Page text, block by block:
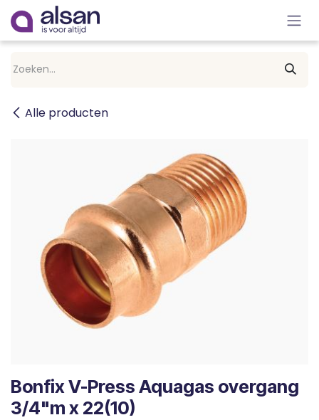
Overslaan naar inhoud
Alle producten
Bonfix V-Press Aquagas overgang
3/4"m x 22(10)